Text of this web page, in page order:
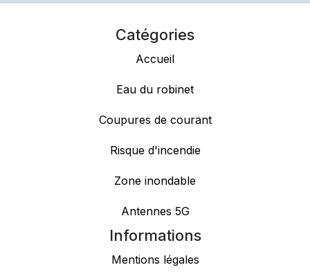
Catégories
Accueil
Eau du robinet
Coupures de courant
Risque d'incendie
Zone inondable
Antennes 5G
Informations
Mentions légales